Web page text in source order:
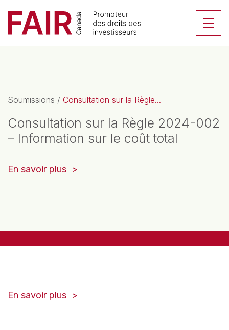
Navigation principale
Soumissions / Consultation sur la Règle...
Consultation sur la Règle 2024-002
– Information sur le coût total
En savoir plus (opens
tab)
En savoir plus (opens